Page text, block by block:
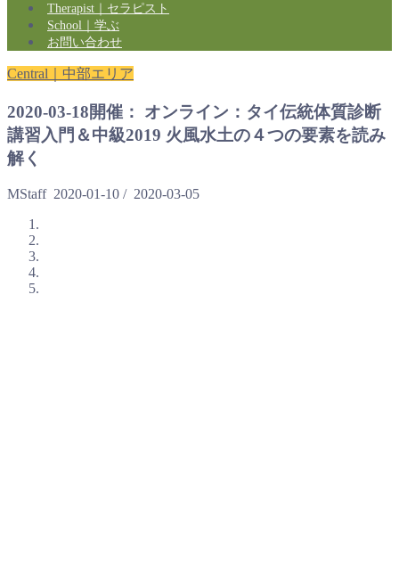
Therapist｜セラピスト
School｜学ぶ
お問い合わせ
Central｜中部エリア
2020-03-18開催： オンライン：タイ伝統体質診断
講習入門＆中級2019 火風水土の４つの要素を読み
解く
MStaff 2020-01-10 / 2020-03-05